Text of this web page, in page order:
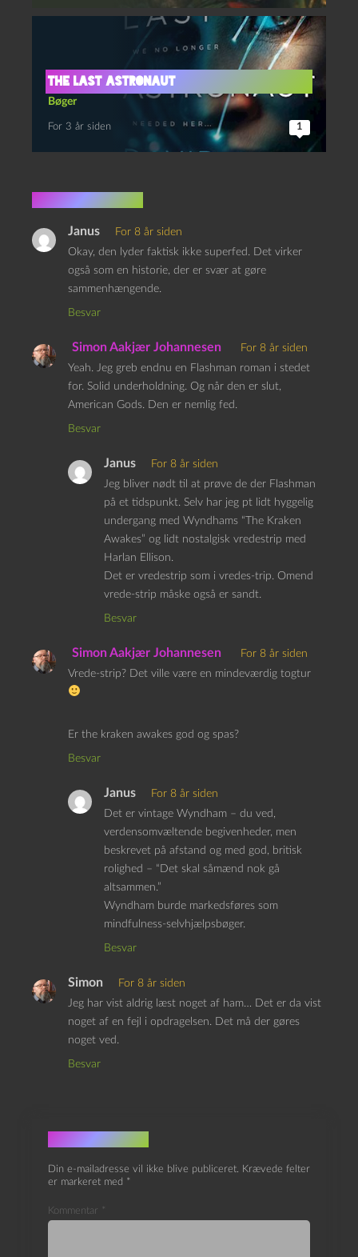
The Last Astronaut
Bøger
For 3 år siden 1
6 kommentarer
Janus
For 8 år siden
Okay, den lyder faktisk ikke superfed. Det virker
også som en historie, der er svær at gøre
sammenhængende.
Besvar
Simon Aakjær Johannesen
For 8 år siden
Yeah. Jeg greb endnu en Flashman roman i stedet
for. Solid underholdning. Og når den er slut,
American Gods. Den er nemlig fed.
Besvar
Janus
For 8 år siden
Jeg bliver nødt til at prøve de der Flashman
på et tidspunkt. Selv har jeg pt lidt hyggelig
undergang med Wyndhams “The Kraken
Awakes” og lidt nostalgisk vredestrip med
Harlan Ellison.
Det er vredestrip som i vredes-trip. Omend
vrede-strip måske også er sandt.
Besvar
Simon Aakjær Johannesen
For 8 år siden
Vrede-strip? Det ville være en mindeværdig togtur
Er the kraken awakes god og spas?
Besvar
Janus
For 8 år siden
Det er vintage Wyndham – du ved,
verdensomvæltende begivenheder, men
beskrevet på afstand og med god, britisk
rolighed – “Det skal såmænd nok gå
altsammen.”
Wyndham burde markedsføres som
mindfulness-selvhjælpsbøger.
Besvar
Simon
For 8 år siden
Jeg har vist aldrig læst noget af ham… Det er da vist
noget af en fejl i opdragelsen. Det må der gøres
noget ved.
Besvar
Skriv et svar
Din e-mailadresse vil ikke blive publiceret.
Krævede felter
er markeret med *
Kommentar *